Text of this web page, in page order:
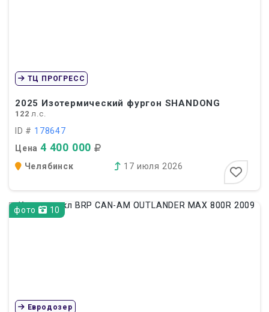
2025 Изотермический фургон SHANDONG
122 л.с.
ID # 178647
Цена 4 400 000
ТЦ ПРОГРЕСС
Челябинск 17 июля 2026
фото 10
Евродозер